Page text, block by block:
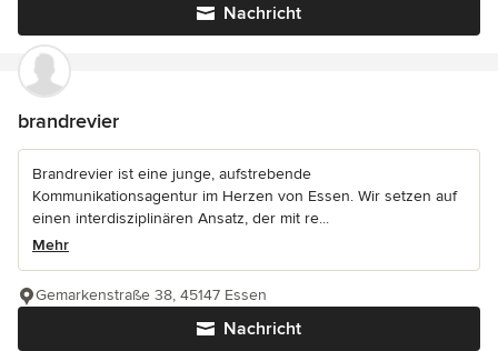
Nachricht
brandrevier
Brandrevier ist eine junge, aufstrebende
Kommunikationsagentur im Herzen von Essen. Wir setzen auf
einen interdisziplinären Ansatz, der mit re...
Mehr
Nachricht
Gemarkenstraße 38, 45147 Essen